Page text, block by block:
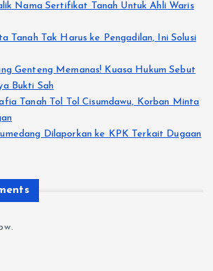
Nama Sertifikat Tanah Untuk Ahli Waris
Tanah Tak Harus ke Pengadilan, Ini Solusi
Genteng Memanas! Kuasa Hukum Sebut
Bukti Sah
Tanah Tol Tol Cisumdawu, Korban Minta
Dilaporkan ke KPK Terkait Dugaan